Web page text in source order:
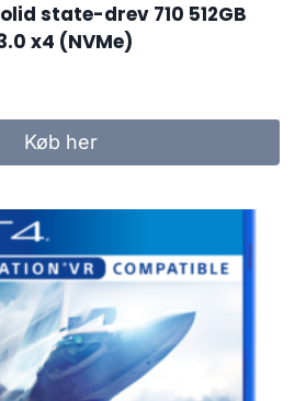
state-drev 710 512GB
x4 (NVMe)
Køb her